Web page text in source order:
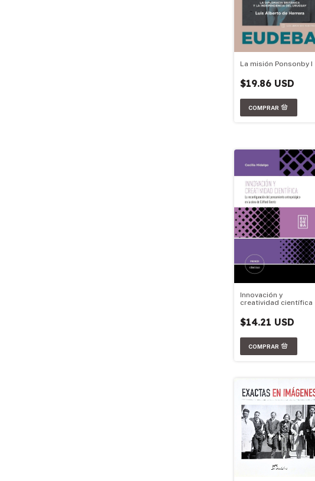
La misión Ponsonby I
$19.86 USD
Innovación y
creatividad científica
$14.21 USD